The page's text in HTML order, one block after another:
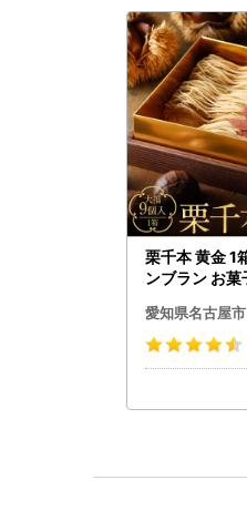
栗千本 黄金 1
ンブラン お菓
愛知県名古屋市